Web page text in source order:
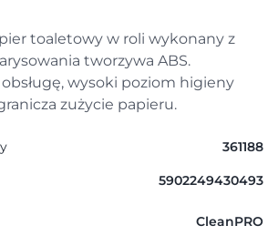
toaletowy w roli wykonany z
tworzywa ABS.
wysoki poziom higieny
zużycie papieru.
361188
5902249430493
CleanPRO